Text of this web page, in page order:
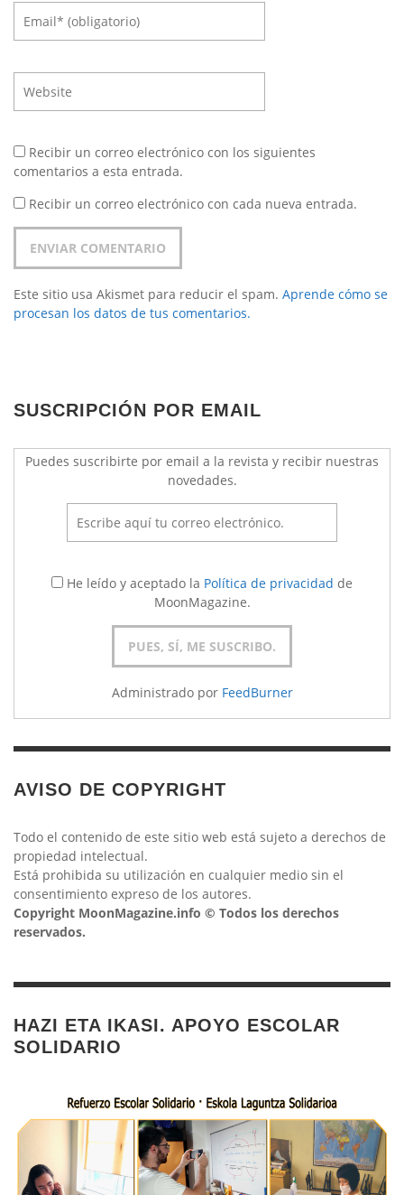
Recibir un correo electrónico con los siguientes
comentarios a esta entrada.
Recibir un correo electrónico con cada nueva entrada.
Este sitio usa Akismet para reducir el spam. Aprende cómo se
procesan los datos de tus comentarios.
SUSCRIPCIÓN POR EMAIL
Puedes suscribirte por email a la revista y recibir nuestras
novedades.
He leído y aceptado la Política de privacidad de
MoonMagazine.
Administrado por FeedBurner
AVISO DE COPYRIGHT
Todo el contenido de este sitio web está sujeto a derechos de
propiedad intelectual.
Está prohibida su utilización en cualquier medio sin el
consentimiento expreso de los autores.
Copyright MoonMagazine.info © Todos los derechos
reservados.
HAZI ETA IKASI. APOYO ESCOLAR
SOLIDARIO